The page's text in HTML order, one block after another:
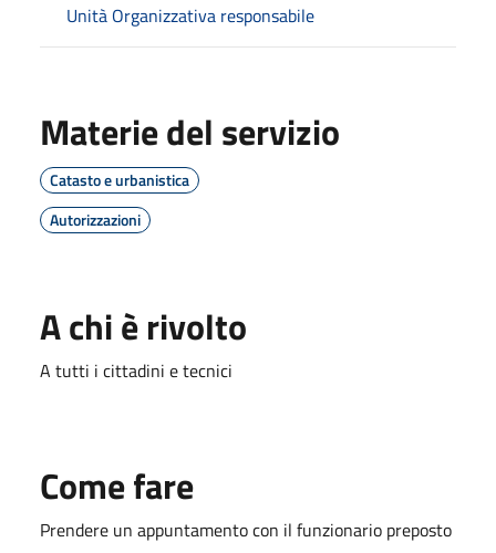
Unità Organizzativa responsabile
Materie del servizio
Catasto e urbanistica
Autorizzazioni
A chi è rivolto
A tutti i cittadini e tecnici
Come fare
Prendere un appuntamento con il funzionario preposto